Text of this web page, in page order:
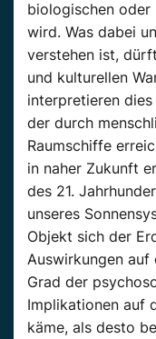
biologischen
wird. Was dabei
verstehen ist,
und kulturellen
interpretieren dies
der durch
Raumschiffe
in naher Zukunft
des 21.
unseres
Objekt sich der
Auswirkungen auf
Grad der
Implikationen auf
käme, als desto